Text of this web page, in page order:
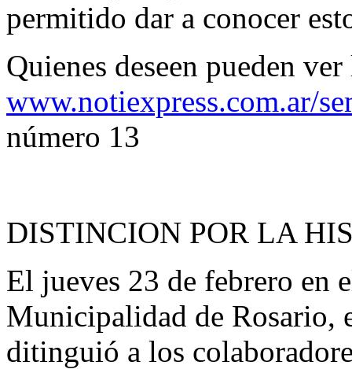
permitido dar a conocer
Quienes deseen pueden
www.notiexpress.com.ar/
número 13
DISTINCION POR LA
El jueves 23 de febrero en
Municipalidad de Rosario,
ditinguió a los